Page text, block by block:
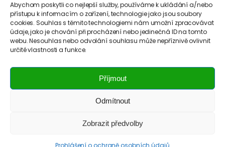
Abychom poskytli co nejlepší služby, používáme k ukládání a/nebo
přístupu k informacím o zařízení, technologie jako jsou soubory
cookies. Souhlas s těmito technologiemi nám umožní zpracovávat
údaje, jako je chování při procházení nebo jedinečná ID na tomto
webu. Nesouhlas nebo odvolání souhlasu může nepříznivě ovlivnit
určité vlastnosti a funkce.
Příjmout
Odmítnout
Zobrazit předvolby
Prohlášení o ochraně osobních údajů